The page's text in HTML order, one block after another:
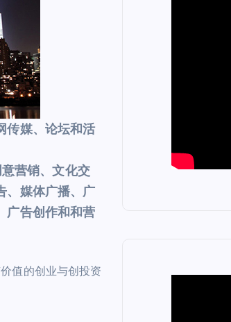
传媒、论坛和活
营销、文化交
、媒体广播、广
广告创作和和营
值的创业与创投资